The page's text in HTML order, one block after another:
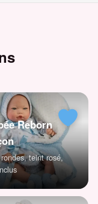
Reborn
teint rosé,